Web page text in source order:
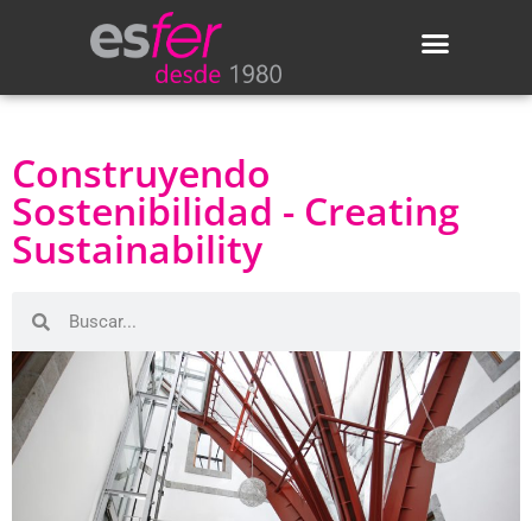
Construyendo
Sostenibilidad - Creating
Sustainability